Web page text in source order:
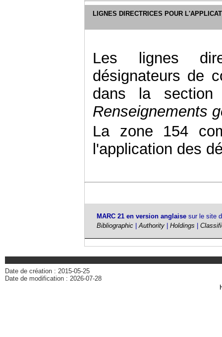
LIGNES DIRECTRICES POUR
Les lignes
désignateurs de
dans la
Renseignements
La zone 154
l'application des
MARC 21 en version anglaisesur le site
Bibliographic|Authority| Holdings
Date de création : 2015-05-25
Date de modification : 2026-07-28